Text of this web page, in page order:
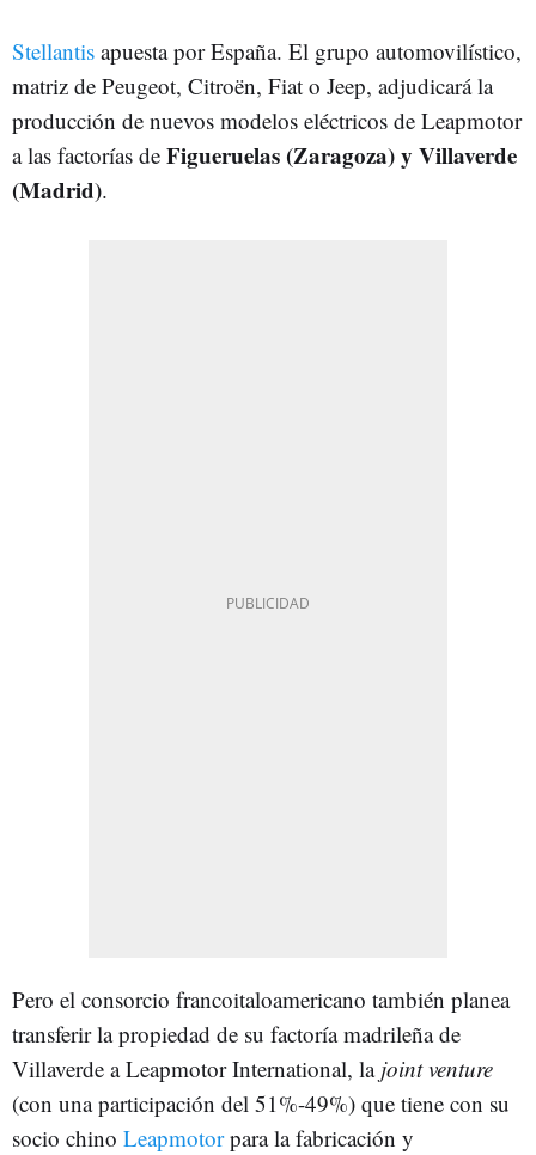
Stellantis apuesta por España. El grupo automovilístico,
matriz de Peugeot, Citroën, Fiat o Jeep, adjudicará la
producción de nuevos modelos eléctricos de Leapmotor
a las factorías de Figueruelas (Zaragoza) y Villaverde
(Madrid).
Pero el consorcio francoitaloamericano también planea
transferir la propiedad de su factoría madrileña de
Villaverde a Leapmotor International, la joint venture
(con una participación del 51%-49%) que tiene con su
socio chino Leapmotorpara la fabricación y